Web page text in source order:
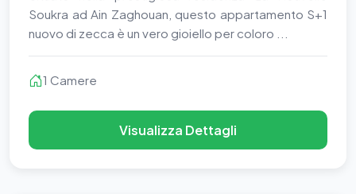
Soukra ad Ain Zaghouan, questo appartamento S+1
nuovo di zecca è un vero gioiello per coloro ...
1 Camere
Visualizza Dettagli